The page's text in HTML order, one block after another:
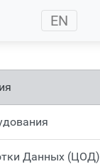
EN
Данных (ЦОД)